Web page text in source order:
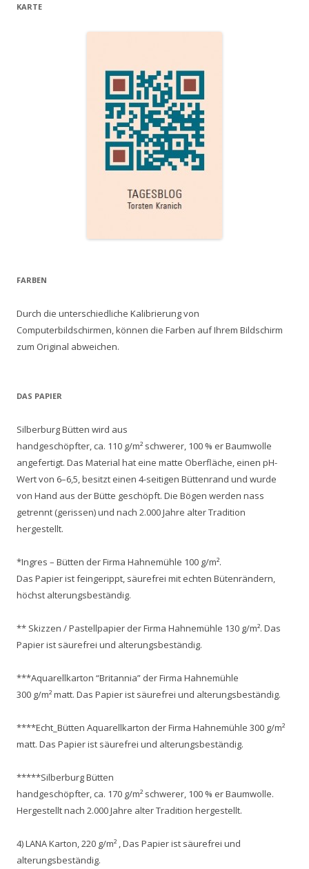
KARTE
FARBEN
Durch die unterschiedliche Kalibrierung von
Computerbildschirmen, können die Farben auf Ihrem Bildschirm
zum Original abweichen.
DAS PAPIER
Silberburg Bütten wird aus
handgeschöpfter, ca. 110 g/m² schwerer, 100 % er Baumwolle
angefertigt. Das Material hat eine matte Oberfläche, einen pH-
Wert von 6–6,5, besitzt einen 4-seitigen Büttenrand und wurde
von Hand aus der Bütte geschöpft. Die Bögen werden nass
getrennt (gerissen) und nach 2.000 Jahre alter Tradition
hergestellt.
*Ingres – Bütten der Firma Hahnemühle 100 g/m².
Das Papier ist feingerippt, säurefrei mit echten Bütenrändern,
höchst alterungsbeständig.
** Skizzen / Pastellpapier der Firma Hahnemühle 130 g/m². Das
Papier ist säurefrei und alterungsbeständig.
***Aquarellkarton “Britannia” der Firma Hahnemühle
300 g/m² matt. Das Papier ist säurefrei und alterungsbeständig.
****Echt_Bütten Aquarellkarton der Firma Hahnemühle 300 g/m²
matt. Das Papier ist säurefrei und alterungsbeständig.
*****Silberburg Bütten
handgeschöpfter, ca. 170 g/m² schwerer, 100 % er Baumwolle.
Hergestellt nach 2.000 Jahre alter Tradition hergestellt.
4) LANA Karton, 220 g/m² , Das Papier ist säurefrei und
alterungsbeständig.